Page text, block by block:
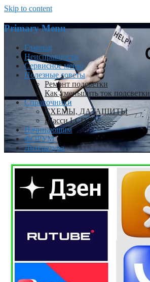
Skip to content
Primary Menu
Главная
Неисправности
Сервисное меню
Полезные советы
Ремонт подсветки
Как уменьшить ток подсветки
Справочники
СХЕМЫ, ДАТАШИТЫ
Шасси LCD TV
Начинающим
ФОРУМ
Литература